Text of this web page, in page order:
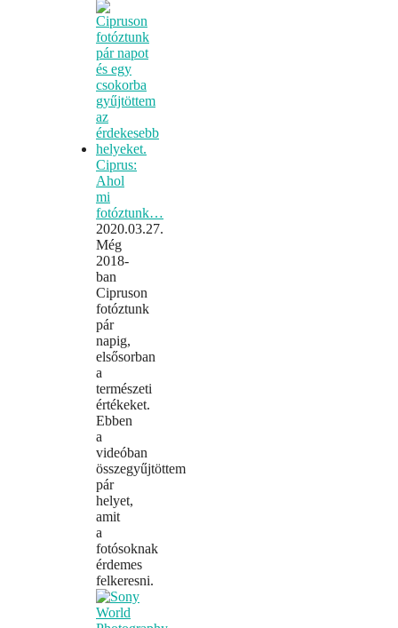
Ciprus:
Ahol
mi
fotóztunk…
2020.03.27.
Még
2018-
ban
Cipruson
fotóztunk
pár
napig,
elsősorban
a
természeti
értékeket.
Ebben
a
videóban
összegyűjtöttem
pár
helyet,
amit
a
fotósoknak
érdemes
felkeresni.